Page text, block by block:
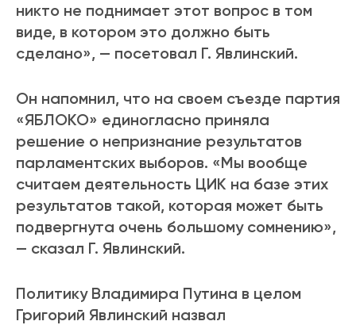
никто не поднимает этот вопрос в том
виде, в котором это должно быть
сделано», — посетовал Г. Явлинский.
Он напомнил, что на своем съезде партия
«ЯБЛОКО» единогласно приняла
решение о непризнание результатов
парламентских выборов. «Мы вообще
считаем деятельность ЦИК на базе этих
результатов такой, которая может быть
подвергнута очень большому сомнению»,
— сказал Г. Явлинский.
Политику Владимира Путина в целом
Григорий Явлинский назвал